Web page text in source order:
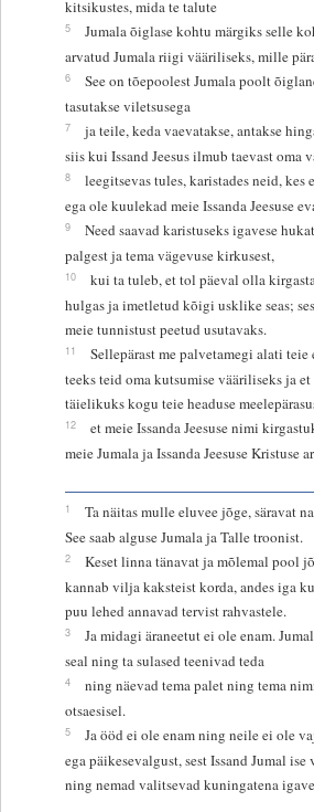
kitsikustes, mida te talute
5
Jumala õiglase kohtu märgiks selle
arvatud Jumala riigi vääriliseks, mille
6
See on tõepoolest Jumala poolt
tasutakse viletsusega
7
ja teile, keda vaevatakse, antakse
siis kui Issand Jeesus ilmub taevast oma
8
leegitsevas tules, karistades neid, kes
ega ole kuulekad meie Issanda Jeesuse
9
Need saavad karistuseks igavese
palgest ja tema vägevuse kirkusest,
10
kui ta tuleb, et tol päeval olla
hulgas ja imetletud kõigi usklike seas;
meie tunnistust peetud usutavaks.
11
Sellepärast me palvetamegi alati teie
teeks teid oma kutsumise vääriliseks ja et
täielikuks kogu teie headuse
12
et meie Issanda Jeesuse nimi
meie Jumala ja Issanda Jeesuse Kristuse
1
Ta näitas mulle eluvee jõge, säravat
See saab alguse Jumala ja Talle troonist.
2
Keset linna tänavat ja mõlemal pool
kannab vilja kaksteist korda, andes iga
puu lehed annavad tervist rahvastele.
3
Ja midagi äraneetut ei ole enam.
seal ning ta sulased teenivad teda
4
ning näevad tema palet ning tema
otsaesisel.
5
Ja ööd ei ole enam ning neile ei ole
ega päikesevalgust, sest Issand Jumal ise
ning nemad valitsevad kuningatena